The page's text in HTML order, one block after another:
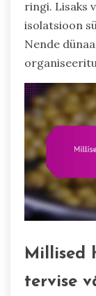
ringi. Lisaks
isolatsioon
Nende
Millised
tervise